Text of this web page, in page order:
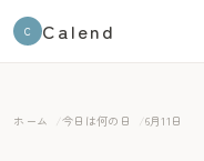
C Calend
ホーム 今日は何の日 6月11日